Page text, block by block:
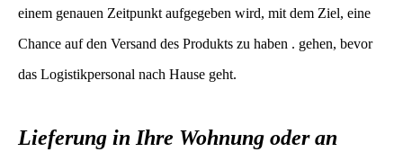
einem genauen Zeitpunkt aufgegeben wird, mit dem Ziel, eine
Chance auf den Versand des Produkts zu haben . gehen, bevor
das Logistikpersonal nach Hause geht.
Lieferung in Ihre Wohnung oder an